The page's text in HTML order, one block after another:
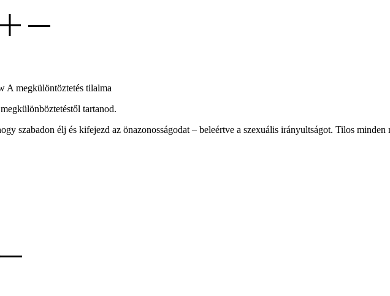
tartanod.
szabadon élj és kifejezd az önazonosságodat – beleértve a szexuális irányultságot. Tilos